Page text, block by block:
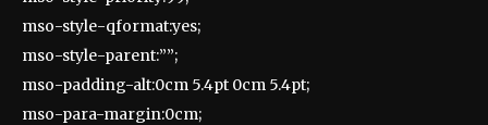
mso-style-qformat:yes;
mso-style-parent:””;
mso-padding-alt:0cm 5.4pt 0cm 5.4pt;
mso-para-margin:0cm;